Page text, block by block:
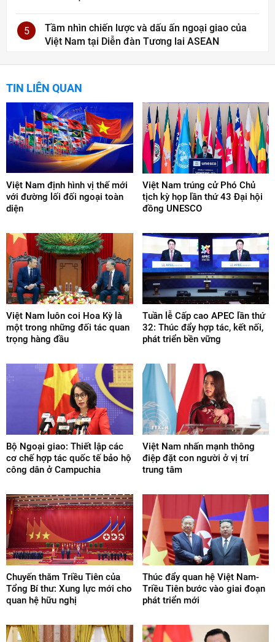
5
Tầm nhìn chiến lược và dấu ấn ngoại giao của
Việt Nam tại Diễn đàn Tương lai ASEAN
TIN LIÊN QUAN
Việt Nam định hình vị thế mới
với đường lối đối ngoại toàn
diện
Việt Nam trúng cử Phó Chủ
tịch kỳ họp lần thứ 43 Đại hội
đồng UNESCO
Việt Nam luôn coi Hoa Kỳ là
một trong những đối tác quan
trọng hàng đầu
Tuần lễ Cấp cao APEC lần thứ
32: Thúc đẩy hợp tác, kết nối,
phát triển bền vững
Bộ Ngoại giao: Thiết lập các
cơ chế hợp tác quốc tế bảo hộ
công dân ở Campuchia
Việt Nam nhấn mạnh thông
điệp đặt con người ở vị trí
trung tâm
Chuyến thăm Triều Tiên của
Tổng Bí thư: Xung lực mới cho
quan hệ hữu nghị
Thúc đẩy quan hệ Việt Nam-
Triều Tiên bước vào giai đoạn
phát triển mới